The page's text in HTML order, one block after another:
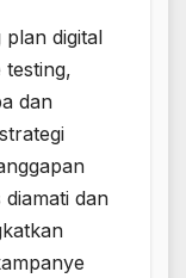
digital
dan
dan